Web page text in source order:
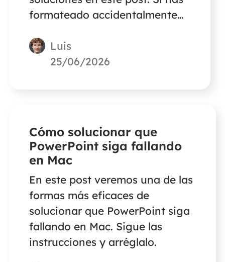
formateado accidentalmente
de seguridad, utiliza EaseUS
Data Recovery Wizard for Mac
Luis
25/06/2026
Cómo solucionar que
PowerPoint siga fallando
en Mac
En este post veremos una de las
formas más eficaces de
solucionar que PowerPoint siga
fallando en Mac. Sigue las
instrucciones y arréglalo.